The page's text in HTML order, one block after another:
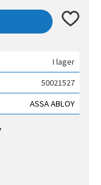
Lägg till
I lager
50021527
ASSA ABLOY